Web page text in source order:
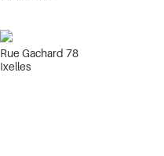
Rue Gachard 78
Ixelles